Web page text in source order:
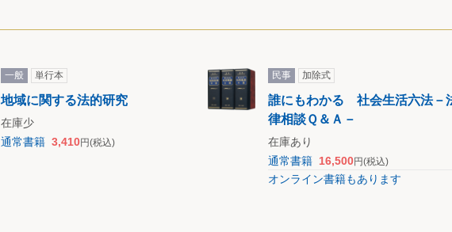
一般 単行本
地域に関する法的研究
在庫少
通常書籍 3,410円(税込)
民事 加除式
誰にもわかる 社会生活六法－
律相談Ｑ＆Ａ－
在庫あり
通常書籍 16,500円(税込)
オンライン書籍もあります